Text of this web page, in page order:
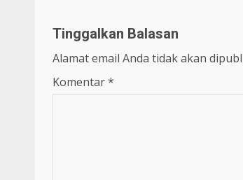
Tinggalkan Balasan
Alamat email Anda tidak akan
Komentar*